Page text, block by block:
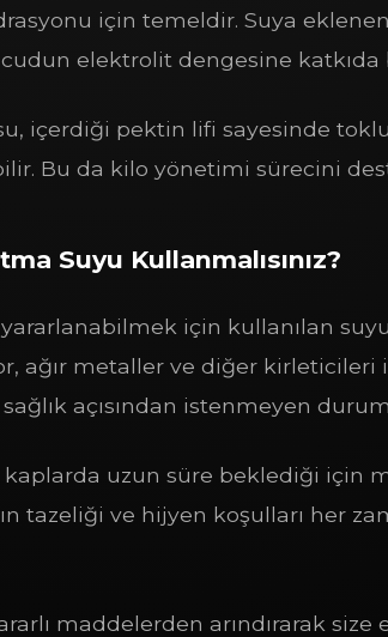
için temeldir. Suya
elektrolit dengesine katkıda
içerdiği pektin lifi sayesinde
Bu da kilo yönetimi sürecini
Suyu Kullanmalısınız?
için kullanılan
ağır metaller ve diğer kirleticileri
açısından istenmeyen
uzun süre beklediği için
tazeliği ve hijyen koşulları her
maddelerden arındırarak size